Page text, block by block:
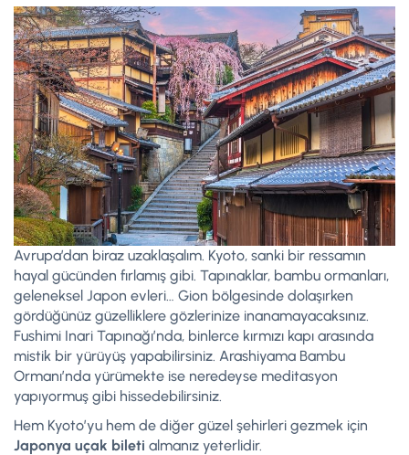
Avrupa’dan biraz uzaklaşalım. Kyoto, sanki bir ressamın
hayal gücünden fırlamış gibi. Tapınaklar, bambu ormanları,
geleneksel Japon evleri… Gion bölgesinde dolaşırken
gördüğünüz güzelliklere gözlerinize inanamayacaksınız.
Fushimi Inari Tapınağı’nda, binlerce kırmızı kapı arasında
mistik bir yürüyüş yapabilirsiniz. Arashiyama Bambu
Ormanı’nda yürümekte ise neredeyse meditasyon
yapıyormuş gibi hissedebilirsiniz.
Hem Kyoto’yu hem de diğer güzel şehirleri gezmek için
Japonya uçak bileti almanız yeterlidir.